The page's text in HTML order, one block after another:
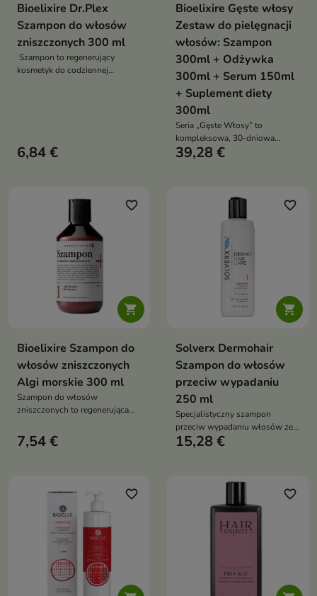
Bioelixire Dr.Plex
Szampon do włosów
zniszczonych 300 ml
Szampon to regenerujący
kosmetyk do codziennej
6,84 €
Bioelixire Gęste włosy
Zestaw do pielęgnacji
włosów: Szampon
300ml + Odżywka
300ml + Serum 150ml
+ Suplement diety
300ml
Seria „Gęste Włosy” to
kompleksowa, 30-dniowa
kuracja przeciw wypadaniu
przyspiesza wzrost i poprawia
ogólną kondycję włosów
39,28 €

favorite_border
Bioelixire Szampon do
włosów zniszczonych
Algi morskie 300 ml
Szampon do włosów
zniszczonych to regenerująca
wzmacnia, nawilża i
odbudowuje strukturę
7,54 €

favorite_border
Solverx Dermohair
Szampon do włosów
przeciw wypadaniu
250 ml
Specjalistyczny szampon
przeciw wypadaniu włosów ze
sfinganiną, kofeiną i
15,28 €
favorite_border favorite_border